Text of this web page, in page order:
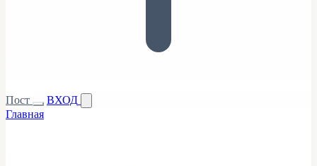
Пост
ВХОД
Главная